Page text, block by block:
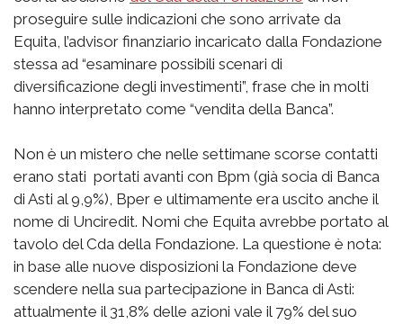
proseguire sulle indicazioni che sono arrivate da
Equita, l’advisor finanziario incaricato dalla Fondazione
stessa ad “esaminare possibili scenari di
diversificazione degli investimenti”, frase che in molti
hanno interpretato come “vendita della Banca”.
Non è un mistero che nelle settimane scorse contatti
erano stati portati avanti con Bpm (già socia di Banca
di Asti al 9,9%), Bper e ultimamente era uscito anche il
nome di Unciredit. Nomi che Equita avrebbe portato al
tavolo del Cda della Fondazione. La questione è nota:
in base alle nuove disposizioni la Fondazione deve
scendere nella sua partecipazione in Banca di Asti:
attualmente il 31,8% delle azioni vale il 79% del suo